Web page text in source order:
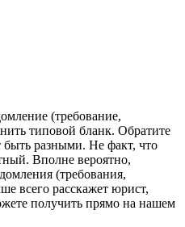
(требование,
типовой бланк. Обратите
разными. Не факт, что
Вполне вероятно,
(требования,
всего расскажет юрист,
получить прямо на нашем